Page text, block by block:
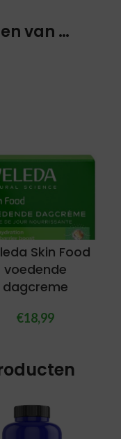
van …
Skin Food
voedende
dagcreme
€18,99